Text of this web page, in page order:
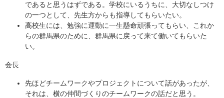
であると思うはずである。学校にいるうちに、大切なしつけ
の一つとして、先生方からも指導してもらいたい。
高校生には、勉強に運動に一生懸命頑張ってもらい、これか
らの群馬県のために、群馬県に戻って来て働いてもらいた
い。
会長
先ほどチームワークやプロジェクトについて話があったが、
それは、横の仲間づくりのチームワークの話だと思う。